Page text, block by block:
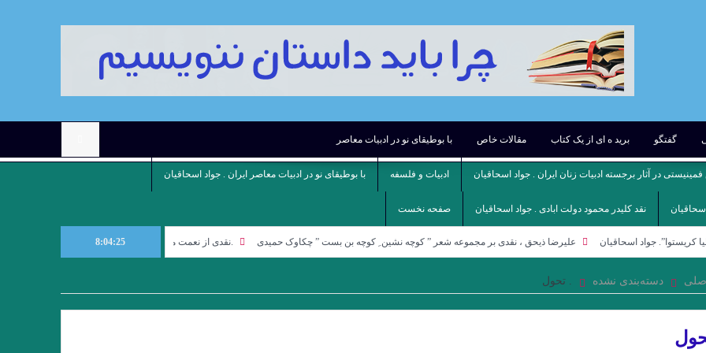
گفتگو برید ه ای از یک کتاب مقالات خاص با بوطیقای نو در ادبیات معاصر
در آثار برجسته ادبیات زنان ایران . جواد اسحاقیان ادبیات و فلسفه با بوطیقای نو در ادبیات معاصر ایران . جواد اسحاقیان
نقد کلیدر محمود دولت ابادی . جواد اسحاقیان صفحه نخست
جواد اسحاقیان علیرضا ذیحق ، نقدی بر مجموعه شعر ” کوچه نشین ِ کوچه بن بست ” چکاوک حمیدی .نقدی از نعمت مرادی بر مجموعه داستان ماه نیمروز شهریار مندنی پور
8:04:26
دسته‌بندی نشده . تحول